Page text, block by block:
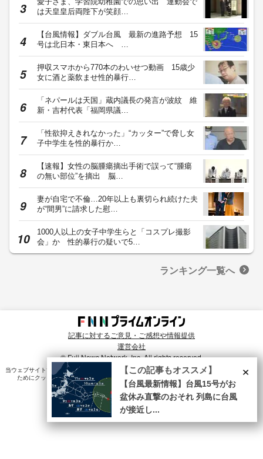
は天皇皇后両陛下が笑顔…
【台風情報】ダブル台風 最新の進路予想 15
号は北日本・東日本へ …
押収スマホから770本のわいせつ動画 15歳少
女に酒と薬飲ませ性的暴行…
「ネパールは天国」蔵内議長の発言が波紋 維
新・吉村代表「福岡県議…
「性欲抑えきれなかった」“カッター”で脅し女
子中学生を性的暴行か…
【速報】女性の脳腫瘍摘出手術で誤って“腫瘍
の無い部位”を摘出 脳…
妻が自宅で不倫…20年以上も裏切られ続けた夫
が“間男”に請求した慰…
1000人以上の女子中学生らと「コスプレ撮影
会」か 性的暴行の疑いで5…
ランキング一覧へ
記事に対するご意見・ご感想や情報提供
運営会社
© Fuji News Network, Inc. All rights reserved.
当ウェブサイトでは、ユーザのニーズ・興味・関⼼に合致したコンテンツや広告配信を提供する
ためにクッキーを使⽤しています。詳細は、
プライバシーポリシー をご確認ください。×
【この記事もオススメ】
【台風最新情報】台風15号がお
盆休み直撃のおそれ 列島に台風
が接近し...